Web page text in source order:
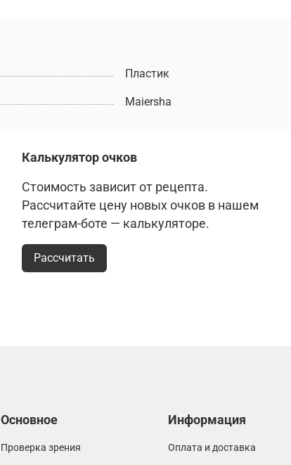
Пластик
Maiersha
Калькулятор очков
Стоимость зависит от рецепта.
Рассчитайте цену новых очков в нашем
телеграм-боте — калькуляторе.
Рассчитать
Основное
Проверка зрения
Информация
Оплата и доставка